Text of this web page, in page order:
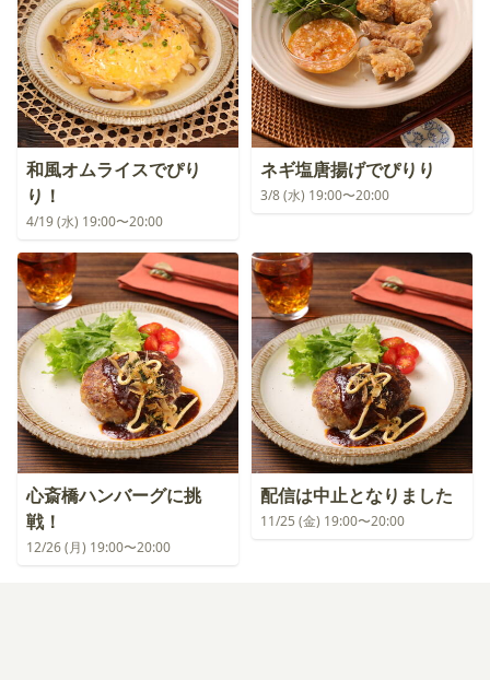
和風オムライスでぴり
り！
4/19 (水) 19:00〜20:00
ネギ塩唐揚げでぴりり
3/8 (水) 19:00〜20:00
心斎橋ハンバーグに挑
戦！
12/26 (月) 19:00〜20:00
配信は中止となりました
11/25 (金) 19:00〜20:00